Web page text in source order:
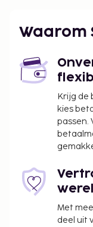
Waarom
Krijg de
kies
passen.
Met
deel uit